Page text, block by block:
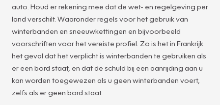
auto. Houd er rekening mee dat de wet- en regelgeving per
land verschilt. Waaronder regels voor het gebruik van
winterbanden en sneeuwkettingen en bijvoorbeeld
voorschriften voor het vereiste profiel. Zo is het in Frankrijk
het geval dat het verplicht is winterbanden te gebruiken als
er een bord staat, en dat de schuld bij een aanrijding aan u
kan worden toegewezen als u geen winterbanden voert,
zelfs als er geen bord staat.